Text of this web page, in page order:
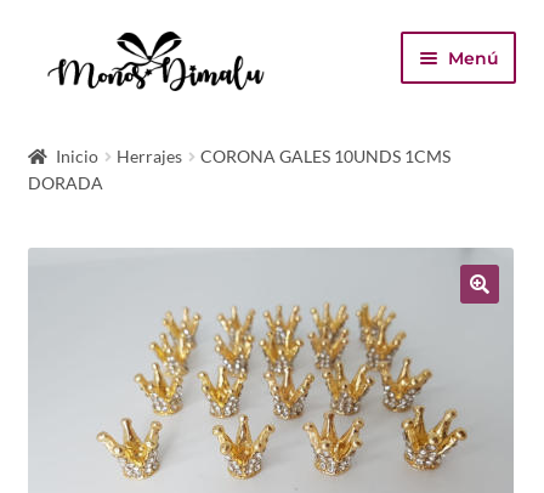
Menú
Tienda
Carrito
Finalizar compra
Inicio Herrajes
CORONA GALES 10UNDS 1CMS
DORADA